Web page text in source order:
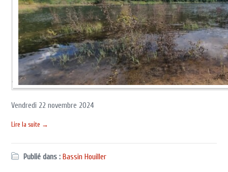
Vendredi 22 novembre 2024
Lire la suite →
Publié dans : Bassin Houiller